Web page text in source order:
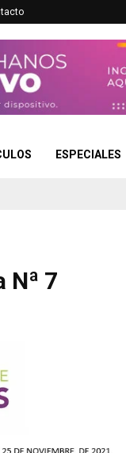
ESPECIALES
Nª 7